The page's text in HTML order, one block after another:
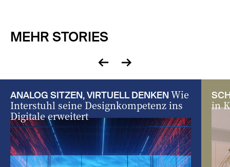
MEHR STORIES
zurück
vor
ANALOG SITZEN, VIRTUELL DENKENWie
Interstuhl seine Designkompetenz ins
Digitale erweitert
in